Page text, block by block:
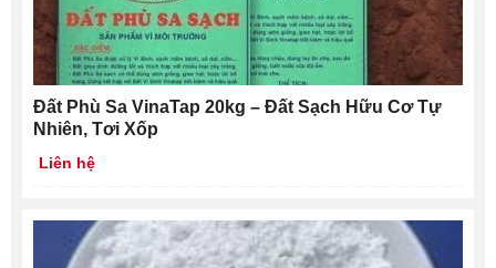
Đất Phù Sa VinaTap 20kg – Đất Sạch Hữu Cơ Tự
Nhiên, Tơi Xốp
Liên hệ